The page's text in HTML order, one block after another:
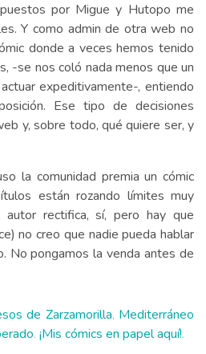
por Migue y Hutopo me
Y como admin de otra web no
donde a veces hemos tenido
-se nos coló nada menos que un
expeditivamente-, entiendo
Ese tipo de decisiones
y, sobre todo, qué quiere ser, y
la comunidad premia un cómic
están rozando límites muy
rectifica, sí, pero hay que
no creo que nadie pueda hablar
No pongamos la venda antes de
de Zarzamorilla, Mediterráneo
. ¡Mis cómics en papel aquí!.